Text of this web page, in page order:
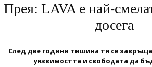
Прея: LAVA е най-
досега
След две години тишина тя се
уязвимостта и свободата да